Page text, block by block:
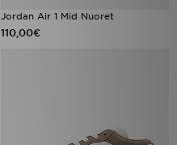
Jordan Air 1 Mid Nuoret
110,00€